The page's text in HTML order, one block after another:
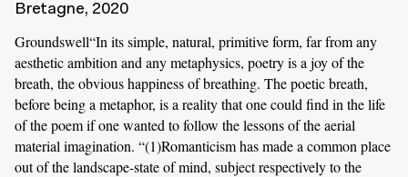
Bretagne, 2020
Groundswell“In its simple, natural, primitive form, far from any
aesthetic ambition and any metaphysics, poetry is a joy of the
breath, the obvious happiness of breathing. The poetic breath,
before being a metaphor, is a reality that one could find in the life
of the poem if one wanted to follow the lessons of the aerial
material imagination. “(1)Romanticism has made a common place
out of the landscape-state of mind, subject respectively to the